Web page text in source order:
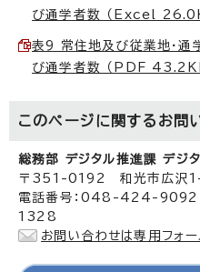
び通学者数 （Excel
表9 常住地及び従業地・通
び通学者数 （PDF
このページに関する お問
総務部 デジタル推進課 デジ
〒351-0192 和光市広沢
電話番号：048-424-
1328
お問い合わせは専用フォー